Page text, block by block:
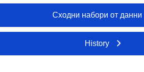
Сходни набори от данни
History